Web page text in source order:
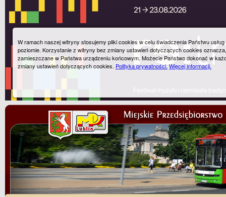
W ramach naszej witryny stosujemy pliki cookies w celu świadczenia Państwu
poziomie. Korzystanie z witryny bez zmiany ustawień dotyczących cookies
zamieszczane w Państwa urządzeniu końcowym. Możecie Państwo dokonać w
zmiany ustawień dotyczących cookies. Polityka prywatności.Więcej informacji.